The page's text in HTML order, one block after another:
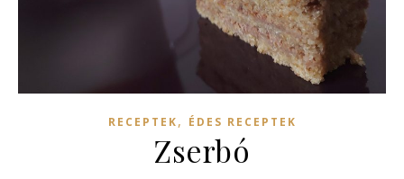
RECEPTEK, ÉDES RECEPTEK
Zserbó